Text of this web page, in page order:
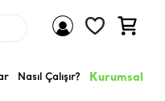
Nasıl Çalışır? Kurumsal